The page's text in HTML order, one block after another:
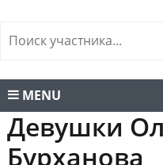
MENU
Девушки
Бурханова